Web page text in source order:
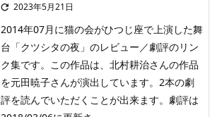
 2023年5月21日
2014年07月に猫の会がひつじ座で上演した舞
台「クツシタの夜」のレビュー／劇評のリン
ク集です。この作品は、北村耕治さんの作品
を元田暁子さんが演出しています。2本の劇
評を読んでいただくことが出来ます。劇評は